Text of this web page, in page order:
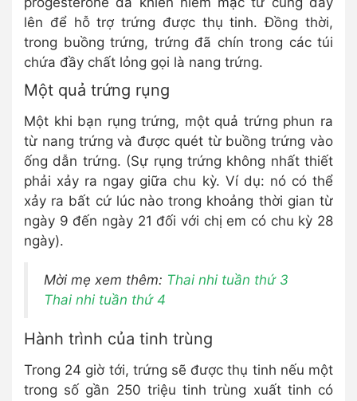
lên để hỗ trợ trứng được thụ tinh. Đồng thời,
trong buồng trứng, trứng đã chín trong các túi
chứa đầy chất lỏng gọi là nang trứng.
Một quả trứng rụng
Một khi bạn rụng trứng, một quả trứng phun ra
từ nang trứng và được quét từ buồng trứng vào
ống dẫn trứng. (Sự rụng trứng không nhất thiết
phải xảy ra ngay giữa chu kỳ. Ví dụ: nó có thể
xảy ra bất cứ lúc nào trong khoảng thời gian từ
ngày 9 đến ngày 21 đối với chị em có chu kỳ 28
ngày).
Mời mẹ xem thêm: Thai nhi tuần thứ 3
Thai nhi tuần thứ 4
Hành trình của tinh trùng
Trong 24 giờ tới, trứng sẽ được thụ tinh nếu một
trong số gần 250 triệu tinh trùng xuất tinh có